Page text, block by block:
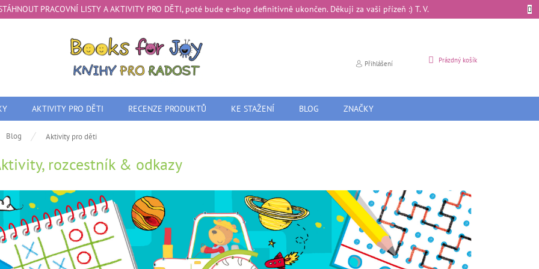
PRACOVNÍ LISTY A AKTIVITY PRO DĚTI, poté bude e-shop definitivně ukončen. Děkuji za vaši přízeň :) T. V.
Přihlášení
NÁKUPNÍ
Prázdný košík
AKTIVITY PRO DĚTI RECENZE PRODUKTŮ KE STAŽENÍ BLOG ZNAČKY
Blog Aktivity pro děti
rozcestník & odkazy